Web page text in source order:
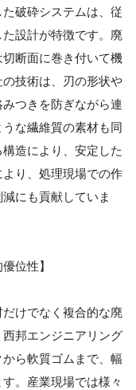
た破砕システムは、従
設計が特徴です。廃
断面に巻き付いて機
技術は、刃の形状や
つきを防ぎながら連
な繊維質の素材も同
造により、安定した
り、処理現場での作
にも貢献していま
位性】
けでなく複合的な廃
邦エンジニアリング
ら軟質ゴムまで、幅
。産業現場では様々